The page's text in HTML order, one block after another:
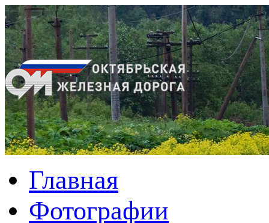
Главная
Фотографии